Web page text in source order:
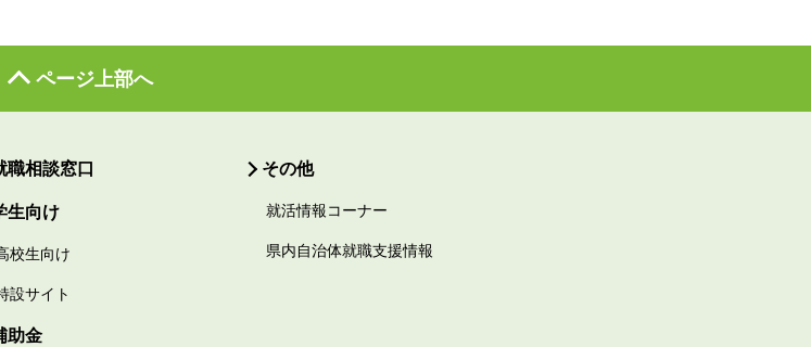
ページ上部へ
職相談窓口
生向け
校生向け
設サイト
助金
その他
就活情報コーナー
県内自治体就職支援情報